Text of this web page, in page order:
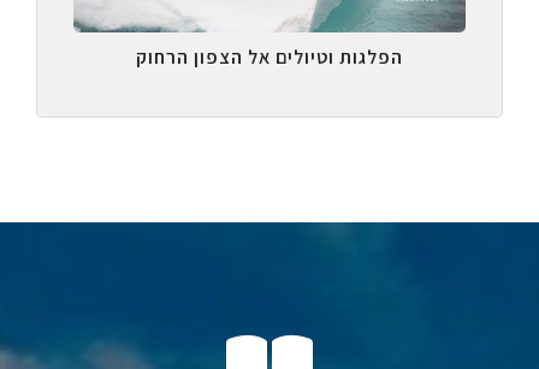
הפלגות וטיולים אל הצפון הרחוק